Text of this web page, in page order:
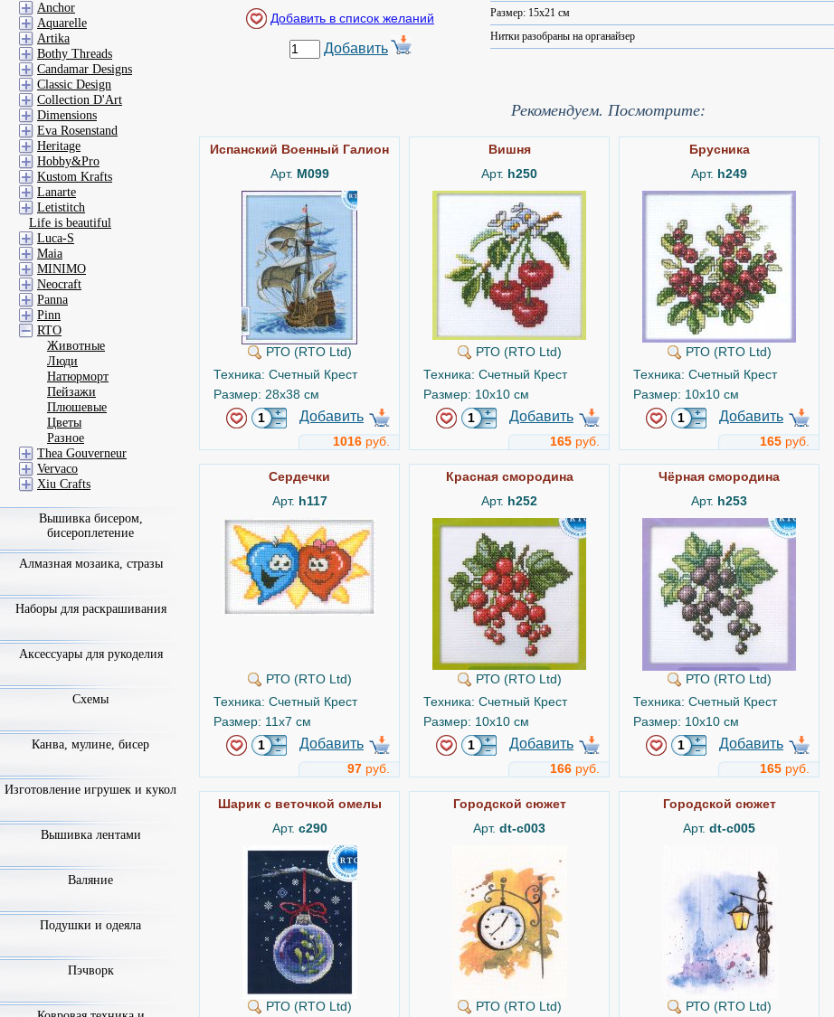
Добавить
Размер: 15x21 см
Нитки разобраны на органайзер
Рекомендуем. Посмотрите:
Испанский Военный Галион
Арт. M099
РТО (RTO Ltd)
Техника: Счетный Крест
Размер: 28x38 см
Добавить
1016 руб.
Вишня
Арт. h250
РТО (RTO Ltd)
Техника: Счетный Крест
Размер: 10x10 см
Добавить
165 руб.
Брусника
Арт. h249
РТО (RTO Ltd)
Техника: Счетный Крест
Размер: 10x10 см
Добавить
165 руб.
Сердечки
Арт. h117
РТО (RTO Ltd)
Техника: Счетный Крест
Размер: 11x7 см
Добавить
97 руб.
Красная смородина
Арт. h252
РТО (RTO Ltd)
Техника: Счетный Крест
Размер: 10x10 см
Добавить
166 руб.
Чёрная смородина
Арт. h253
РТО (RTO Ltd)
Техника: Счетный Крест
Размер: 10x10 см
Добавить
165 руб.
Шарик с веточкой омелы
Арт. c290
РТО (RTO Ltd)
Городской сюжет
Арт. dt-c003
РТО (RTO Ltd)
Городской сюжет
Арт. dt-c005
РТО (RTO Ltd)
Anchor
Aquarelle
Artika
Bothy Threads
Candamar Designs
Classic Design
Collection D'Art
Dimensions
Eva Rosenstand
Heritage
Hobby&Pro
Kustom Krafts
Lanarte
Letistitch
Life is beautiful
Luca-S
Maia
MINIMO
Neocraft
Panna
Pinn
RTO
Животные
Люди
Натюрморт
Пейзажи
Плюшевые
Цветы
Разное
Thea Gouverneur
Vervaco
Xiu Crafts
Вышивка бисером,
бисероплетение
Алмазная мозаика, стразы
Наборы для раскрашивания
Аксессуары для рукоделия
Схемы
Канва, мулине, бисер
Изготовление игрушек и кукол
Вышивка лентами
Валяние
Подушки и одеяла
Пэчворк